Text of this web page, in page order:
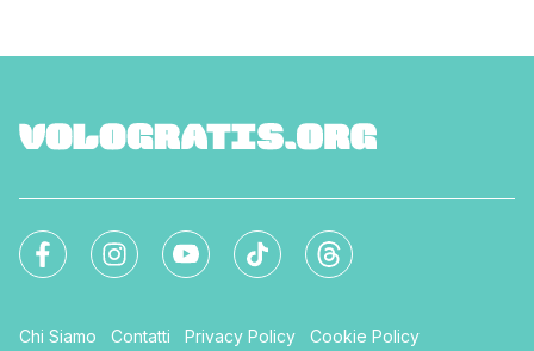
Chi Siamo Contatti Privacy Policy Cookie Policy